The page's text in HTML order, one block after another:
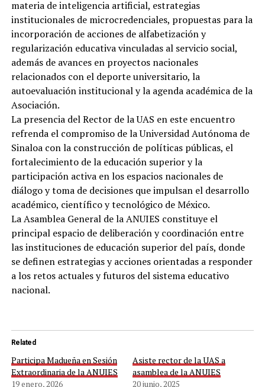
materia de inteligencia artificial, estrategias
institucionales de microcredenciales, propuestas para la
incorporación de acciones de alfabetización y
regularización educativa vinculadas al servicio social,
además de avances en proyectos nacionales
relacionados con el deporte universitario, la
autoevaluación institucional y la agenda académica de la
Asociación.
La presencia del Rector de la UAS en este encuentro
refrenda el compromiso de la Universidad Autónoma de
Sinaloa con la construcción de políticas públicas, el
fortalecimiento de la educación superior y la
participación activa en los espacios nacionales de
diálogo y toma de decisiones que impulsan el desarrollo
académico, científico y tecnológico de México.
La Asamblea General de la ANUIES constituye el
principal espacio de deliberación y coordinación entre
las instituciones de educación superior del país, donde
se definen estrategias y acciones orientadas a responder
a los retos actuales y futuros del sistema educativo
nacional.
Related
Participa Madueña en Sesión
Extraordinaria de la ANUIES
19 enero, 2026
Asiste rector de la UAS a
asamblea de la ANUIES
20 junio, 2025